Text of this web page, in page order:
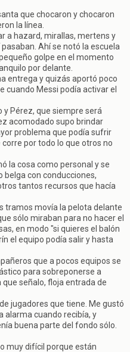
que chocaron y chocaron
la línea.
a hazard, mirallas, mertens y
Ahí se notó la escuela
golpe en el momento
por delante.
entrega y quizás aportó poco
cuando Messi podía activar el
y Pérez, que siempre será
acomodado supo brindar
problema que podía sufrir
por todo lo que otros no
la cosa como personal y se
belga con conducciones,
tantos recursos que hacía
tramos movía la pelota delante
sólo miraban para no hacer el
en modo "si quieres el balón
el equipo podía salir y hasta
que a pocos equipos se
para sobreponerse a
señalo, floja entrada de
jugadores que tiene. Me gustó
alarma cuando recibía, y
buena parte del fondo sólo.
muy difícil porque están